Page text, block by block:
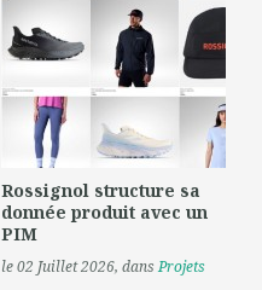
Rossignol structure sa
donnée produit avec un
PIM
le 02 Juillet 2026, dansProjets